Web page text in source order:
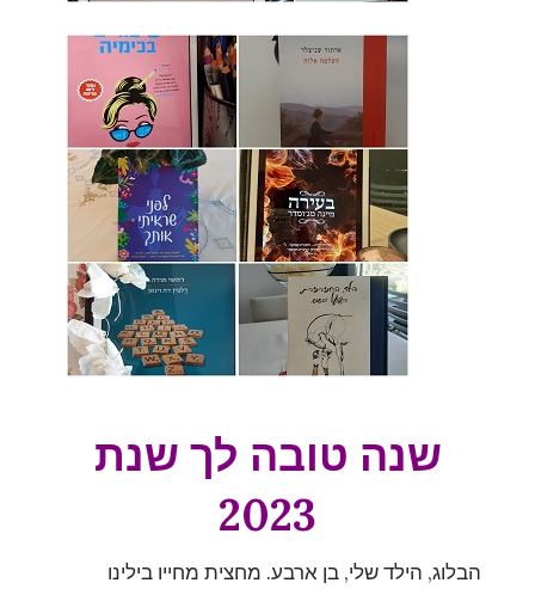
שנה טובה לך שנת
2023
הבלוג, הילד שלי, בן ארבע. מחצית מחייו בילינו